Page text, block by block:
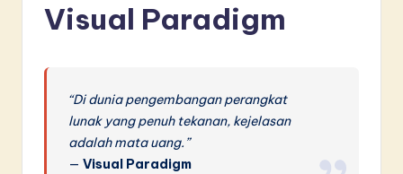
si
Visual Paradigm
“Di dunia pengembangan perangkat
lunak yang penuh tekanan, kejelasan
adalah mata uang.”
—Visual Paradigm